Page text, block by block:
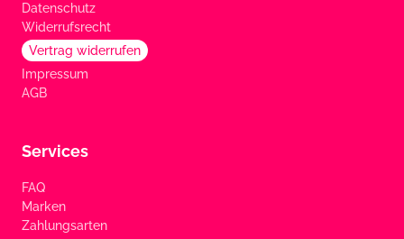
Datenschutz
Widerrufsrecht
Vertrag widerrufen
Impressum
AGB
Services
FAQ
Marken
Zahlungsarten